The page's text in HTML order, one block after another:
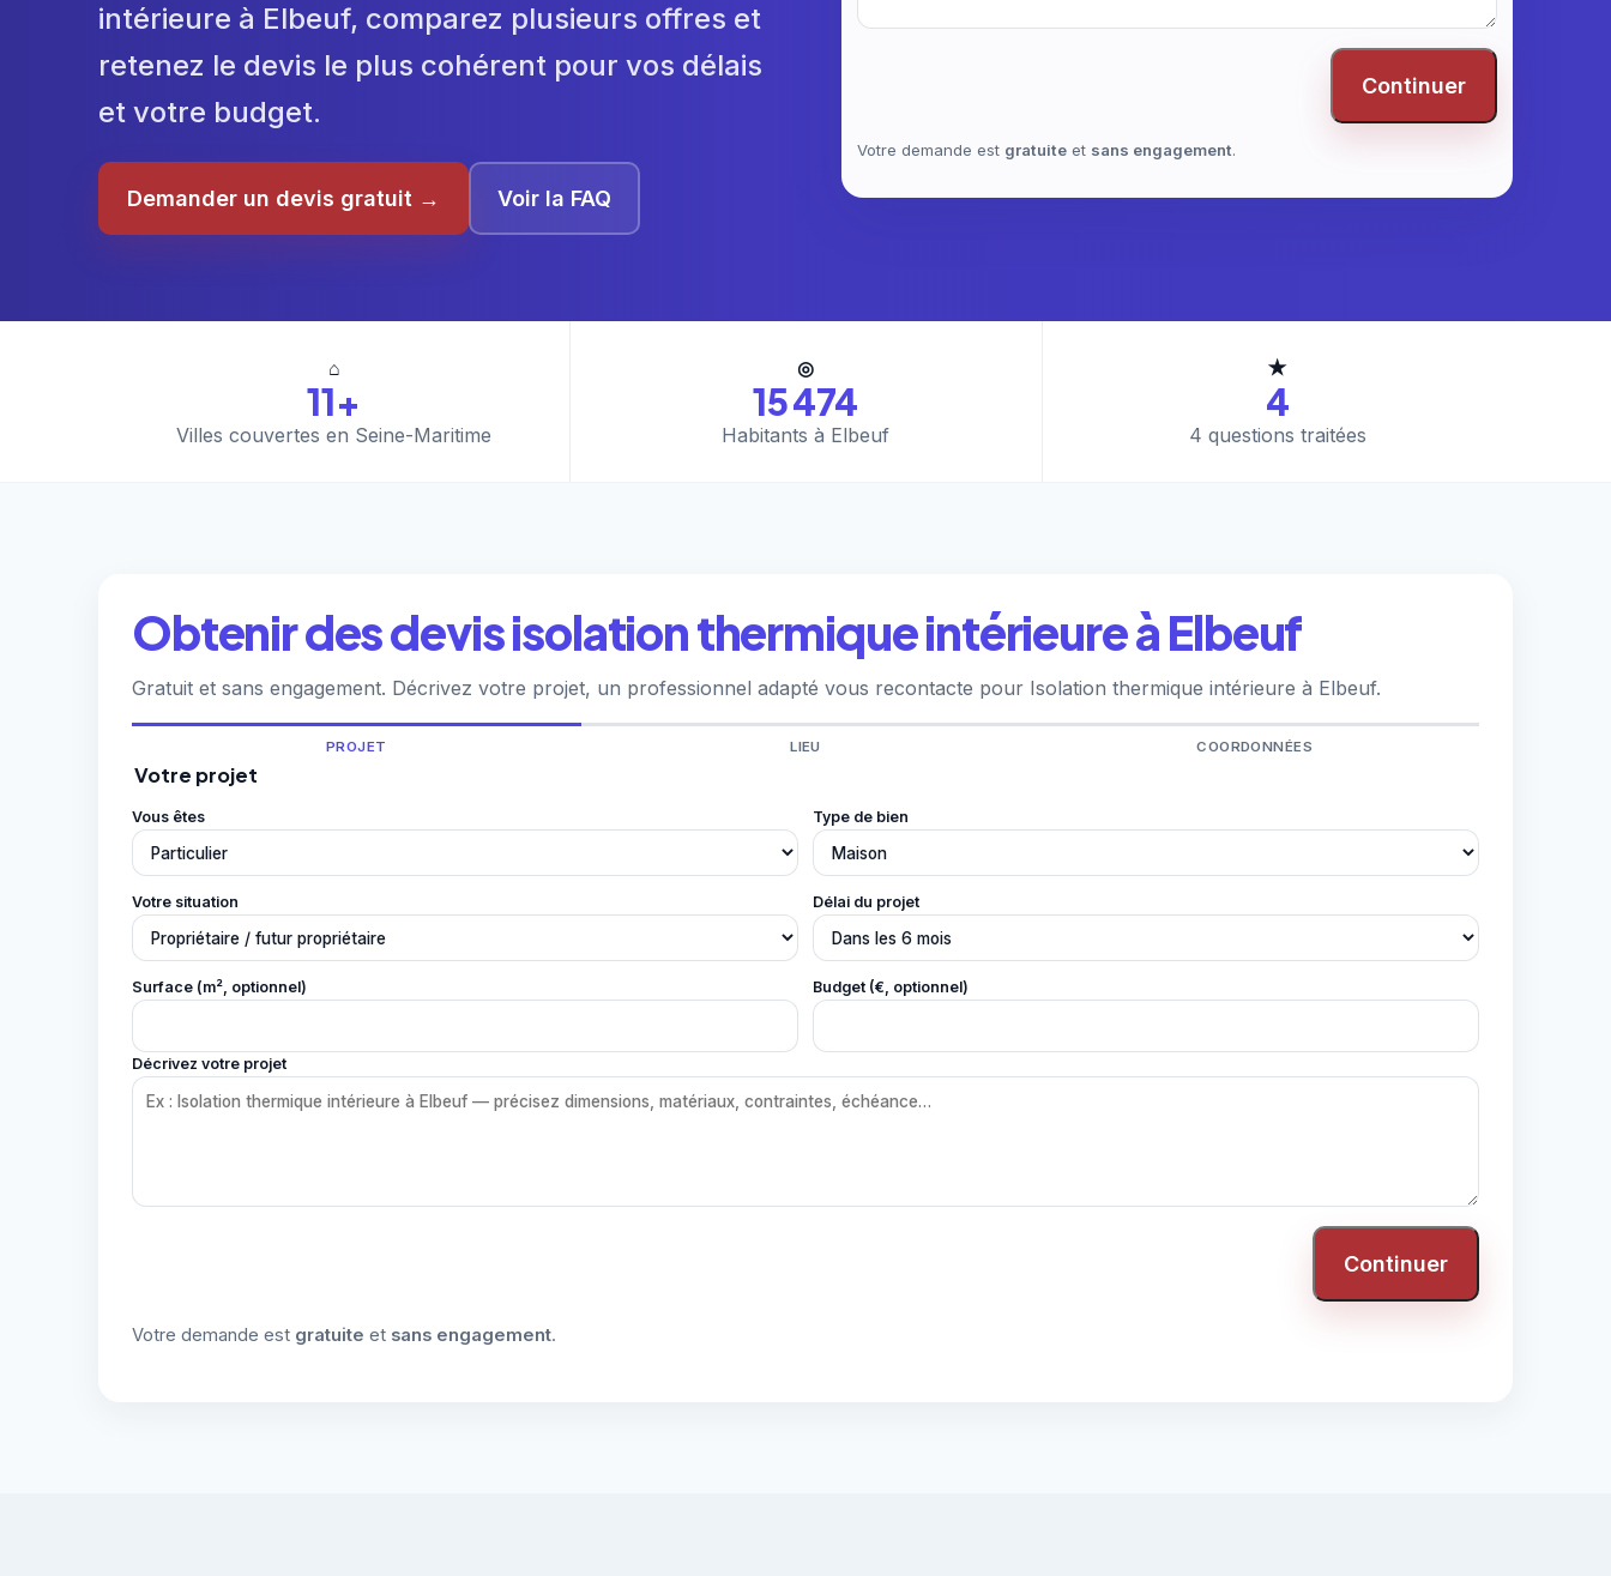
intérieure à Elbeuf, comparez plusieurs offres et
retenez le devis le plus cohérent pour vos délais
et votre budget.
Demander un devis gratuit → Voir la FAQ
Continuer
Votre demande est gratuite et sans engagement.
⌂
11+
Villes couvertes en Seine-Maritime
◎
15 474
Habitants à Elbeuf
★
4
4 questions traitées
Obtenir des devis isolation thermique intérieure à Elbeuf
Gratuit et sans engagement. Décrivez votre projet, un professionnel adapté vous recontacte pour Isolation thermique intérieure à Elbeuf.
PROJET LIEU COORDONNÉES
Votre projet
Vous êtes Type de bien
Votre situation Délai du projet
Surface (m², optionnel) Budget (€, optionnel)
Décrivez votre projet
Continuer
Votre demande est gratuite et sans engagement.